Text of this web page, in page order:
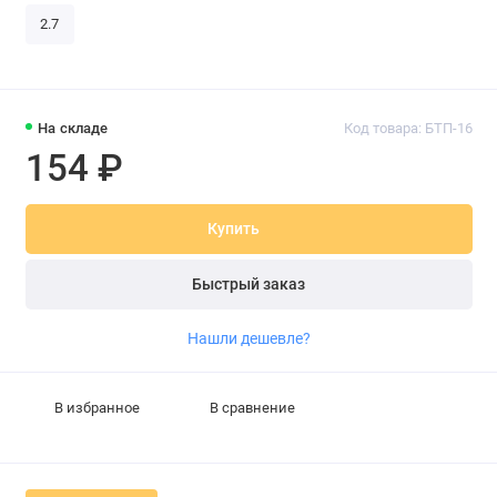
На складе Код товара: БТП-16
154 ₽
Купить
Быстрый заказ
Нашли дешевле?
В избранное В сравнение
2.7